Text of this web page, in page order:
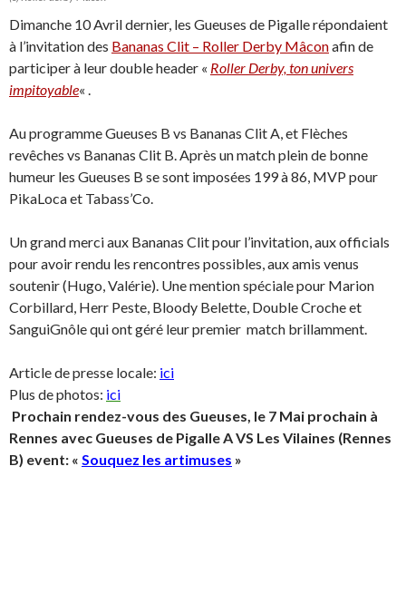
Dimanche 10 Avril dernier, les Gueuses de Pigalle répondaient
à l’invitation des Bananas Clit – Roller Derby Mâconafin de
participer à leur double header « Roller Derby, ton univers
impitoyable« .
Au programme Gueuses B vs Bananas Clit A, et Flèches
revêches vs Bananas Clit B. Après un match plein de bonne
humeur les Gueuses B se sont imposées 199 à 86, MVP pour
PikaLoca et Tabass’Co.
Un grand merci aux Bananas Clit pour l’invitation, aux officials
pour avoir rendu les rencontres possibles, aux amis venus
soutenir (Hugo, Valérie). Une mention spéciale pour Marion
Corbillard, Herr Peste, Bloody Belette, Double Croche et
SanguiGnôle qui ont géré leur premier match brillamment.
Article de presse locale: ici
Plus de photos: ici
Prochain rendez-vous des Gueuses, le 7 Mai prochain à
Rennes avec Gueuses de Pigalle A VS Les Vilaines (Rennes
B) event: « Souquez les artimuses »